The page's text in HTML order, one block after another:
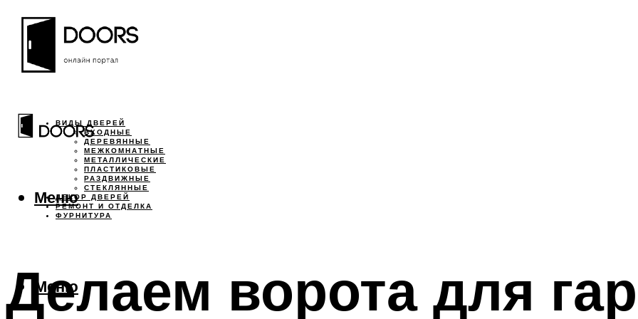
ВИДЫ ДВЕРЕЙ
ВХОДНЫЕ
ДЕРЕВЯННЫЕ
МЕЖКОМНАТНЫЕ
МЕТАЛЛИЧЕСКИЕ
ПЛАСТИКОВЫЕ
РАЗДВИЖНЫЕ
СТЕКЛЯННЫЕ
ДЕКОР ДВЕРЕЙ
РЕМОНТ И ОТДЕЛКА
ФУРНИТУРА
Меню
Меню
Делаем ворота для